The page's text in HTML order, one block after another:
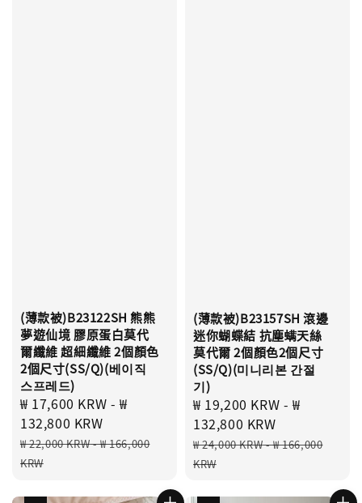
(薄款被)B23122SH 熊熊
夢遊仙境 膠原蛋白莫代
爾纖維 超細纖維 2個顏色
2個尺寸(SS/Q)(베이직
스프레드)
Sale
price
₩ 17,600 KRW -₩
132,800 KRW
Regular
price
₩ 22,000 KRW-₩ 166,000
KRW
(薄款被)B23157SH 滾邊
迷你蝴蝶結 抗塵螨天絲
莫代爾 2個顏色2個尺寸
(SS/Q)(미니리본 간절
기)
Sale
price
₩ 19,200 KRW -₩
132,800 KRW
Regular
price
₩ 24,000 KRW-₩ 166,000
KRW